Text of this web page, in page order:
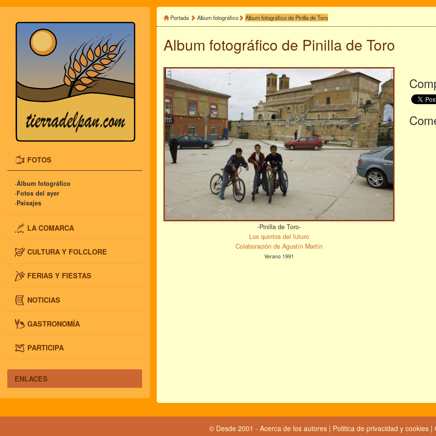
FOTOS
·Álbum fotográfico
·Fotos del ayer
·Paisajes
LA COMARCA
CULTURA Y FOLCLORE
FERIAS Y FIESTAS
NOTICIAS
GASTRONOMÍA
PARTICIPA
ENLACES
Portada Album fotográfico Album fotográfico de Pinilla de Toro
Album fotográfico de Pinilla de Toro
-Pinilla de Toro-
Los quintos del futuro
Colaboración de Agustín Martín
Verano 1991
© Desde 2001 - Acerca de los autores| Politica de privacidad y cookies |